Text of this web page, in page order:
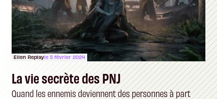
Ellen Replayle 5 février 2024
La vie secrète des PNJ
Quand les ennemis deviennent des personnes à part